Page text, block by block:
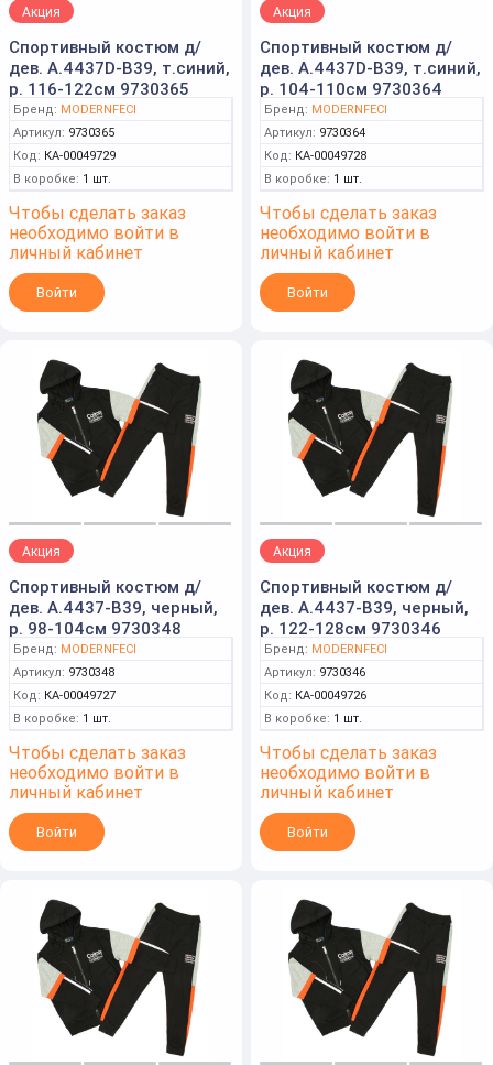
Акция
Спортивный костюм д/
дев. А.4437D-B39, т.синий,
р. 116-122см 9730365
Бренд: MODERNFECI
Артикул: 9730365
Код: КА-00049729
В коробке: 1 шт.
Чтобы сделать заказ
необходимо войти в
личный кабинет
Войти
Акция
Спортивный костюм д/
дев. А.4437D-B39, т.синий,
р. 104-110см 9730364
Бренд: MODERNFECI
Артикул: 9730364
Код: КА-00049728
В коробке: 1 шт.
Чтобы сделать заказ
необходимо войти в
личный кабинет
Войти
Акция
Спортивный костюм д/
дев. А.4437-B39, черный,
р. 98-104см 9730348
Бренд: MODERNFECI
Артикул: 9730348
Код: КА-00049727
В коробке: 1 шт.
Чтобы сделать заказ
необходимо войти в
личный кабинет
Войти
Акция
Спортивный костюм д/
дев. А.4437-B39, черный,
р. 122-128см 9730346
Бренд: MODERNFECI
Артикул: 9730346
Код: КА-00049726
В коробке: 1 шт.
Чтобы сделать заказ
необходимо войти в
личный кабинет
Войти